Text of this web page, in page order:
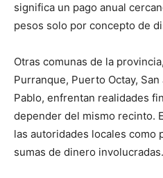
significa un pago anual
pesos solo por concepto de
Otras comunas de la
Purranque, Puerto Octay,
Pablo, enfrentan realidades
depender del mismo recinto.
las autoridades locales como
sumas de dinero involucradas.